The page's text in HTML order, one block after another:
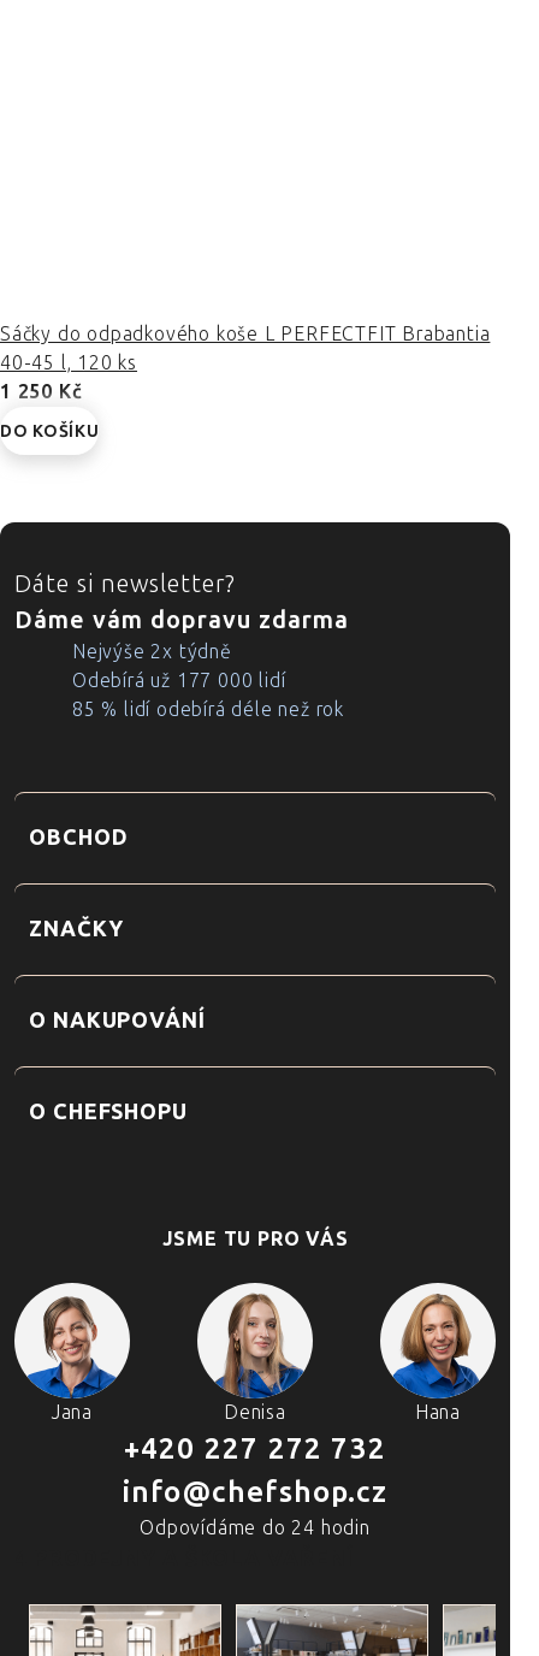
Sáčky do odpadkového koše L PERFECTFIT Brabantia
40-45 l, 120 ks
1 250 Kč
DO KOŠÍKU
ZÁPATÍ
Dáte si newsletter?
Dáme vám dopravu zdarma
Nejvýše 2x týdně
Odebírá už 177 000 lidí
85 % lidí odebírá déle než rok
OBCHOD
ZNAČKY
O NAKUPOVÁNÍ
O CHEFSHOPU
JSME TU PRO VÁS
Jana Denisa Hana
+420 227 272 732
info@chefshop.cz
Odpovídáme do 24 hodin